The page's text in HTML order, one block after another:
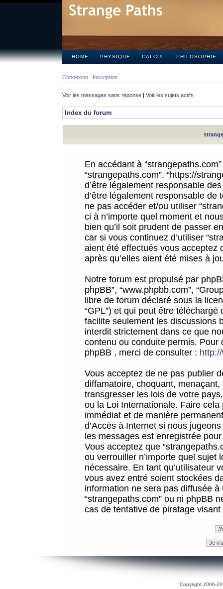
HOME PHYSIQUE CALCUL PHILOSOPHIE
Connexion Inscription
Voir les messages sans réponse | Voir les sujets actifs
Index du forum
En accédant à
“strangepaths.com”, “https://
d’être légalement responsable
d’être légalement responsable
ne pas accéder et/ou utiliser
ci à n’importe quel moment et
bien qu’il soit prudent de passer
car si vous continuez d’utiliser
aient été effectués vous acceptez
après qu’elles aient été mises à
Notre forum est propulsé par
phpBB”, “www.phpbb.com”,
libre de forum déclaré sous la
“GPL”) et qui peut être téléchargé
facilite seulement les discussions
interdit strictement dans ce que
contenu ou conduite permis.
phpBB , merci de consulter :
Vous acceptez de ne pas publier
diffamatoire, choquant,
transgresser les lois de votre
ou la Loi Internationale. Faire
immédiat et de manière
d’Accès à Internet si nous
les messages est enregistrée
Vous acceptez que
ou verrouiller n’importe quel sujet
nécessaire. En tant qu’utilisateur
vous avez entré soient stockées
information ne sera pas diffusée
“strangepaths.com” ou ni phpBB
cas de tentative de piratage
Copyright 2006-